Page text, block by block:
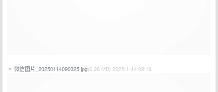
▼ 微信图片_20250114090325.jpg(6.28 MB) 2025-1-14 09:19